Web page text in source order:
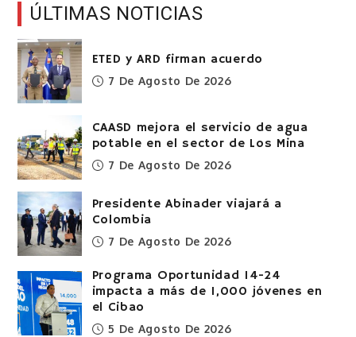
ÚLTIMAS NOTICIAS
ETED y ARD firman acuerdo
7 De Agosto De 2026
CAASD mejora el servicio de agua
potable en el sector de Los Mina
7 De Agosto De 2026
Presidente Abinader viajará a
Colombia
7 De Agosto De 2026
Programa Oportunidad 14-24
impacta a más de 1,000 jóvenes en
el Cibao
5 De Agosto De 2026